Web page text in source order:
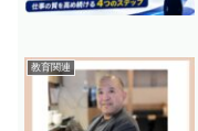
教育関連